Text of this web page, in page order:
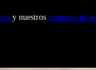
y nuestros términos de